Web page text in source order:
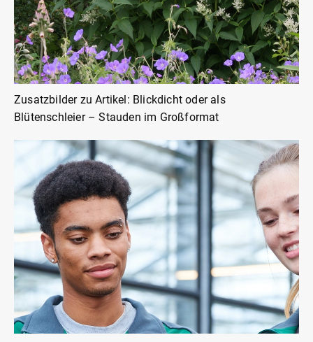
Zusatzbilder zu Artikel: Blickdicht oder als
Blütenschleier – Stauden im Großformat